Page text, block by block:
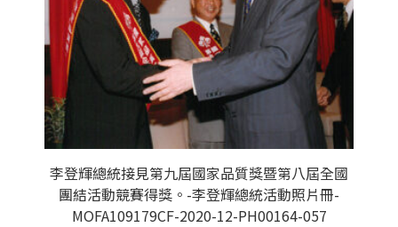
李登輝總統接見第九屆國家品質獎暨第八屆全國
團結活動競賽得獎。-李登輝總統活動照片冊-
MOFA109179CF-2020-12-PH00164-057